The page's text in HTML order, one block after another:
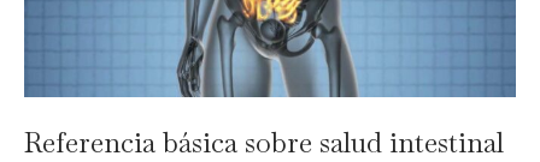
Referencia básica sobre salud intestinal